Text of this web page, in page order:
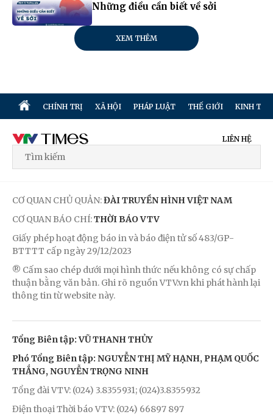
Những điều cần biết về sởi
XEM THÊM
CHÍNH TRỊ XÃ HỘI PHÁP LUẬT THẾ GIỚI KINH TẾ
LIÊN HỆ
CƠ QUAN CHỦ QUẢN:ĐÀI TRUYỀN HÌNH VIỆT NAM
CƠ QUAN BÁO CHÍ:THỜI BÁO VTV
Giấy phép hoạt động báo in và báo điện tử số 483/GP-
BTTTT cấp ngày 29/12/2023
® Cấm sao chép dưới mọi hình thức nếu không có sự chấp
thuận bằng văn bản. Ghi rõ nguồn VTV.vn khi phát hành lại
thông tin từ website này.
Tổng Biên tập: VŨ THANH THỦY
Phó Tổng Biên tập: NGUYỄN THỊ MỸ HẠNH, PHẠM QUỐC
THẮNG, NGUYỄN TRỌNG NINH
Tổng đài VTV: (024) 3.8355931; (024)3.8355932
Điện thoại Thời báo VTV: (024) 66897 897